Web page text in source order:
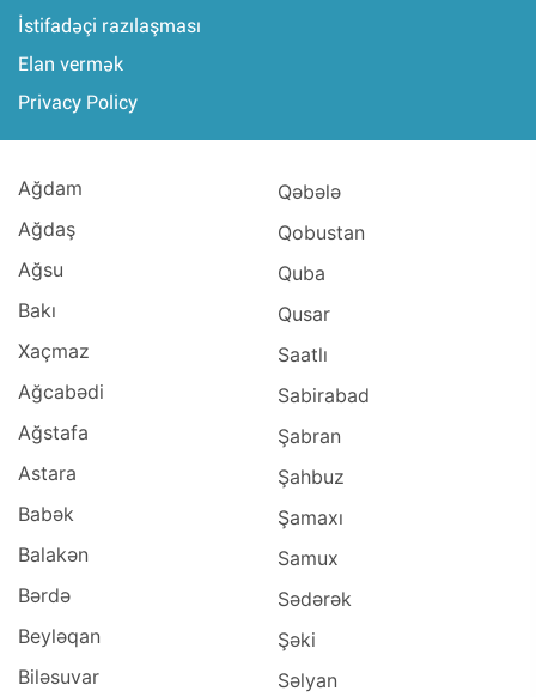
İstifadəçi razılaşması
Elan vermək
Privacy Policy
Ağdam
Ağdaş
Ağsu
Bakı
Xaçmaz
Ağcabədi
Ağstafa
Astara
Babək
Balakən
Bərdə
Beyləqan
Biləsuvar
Qəbələ
Qobustan
Quba
Qusar
Saatlı
Sabirabad
Şabran
Şahbuz
Şamaxı
Samux
Sədərək
Şəki
Səlyan